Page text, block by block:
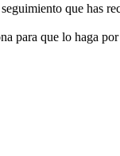
que has
para que lo haga